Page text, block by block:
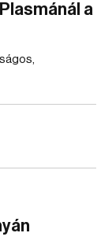
a